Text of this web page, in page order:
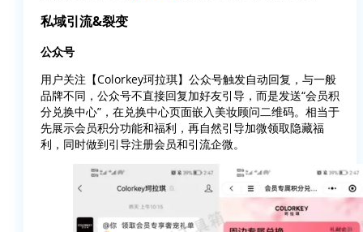
私域引流&裂变
公众号
用户关注【Colorkey珂拉琪】公众号触发自动回复，与一般
品牌不同，公众号不直接回复加好友引导，而是发送“会员积
分兑换中心”，在兑换中心页面嵌入美妆顾问二维码。相当于
先展示会员积分功能和福利，再自然引导加微领取隐藏福
利，同时做到引导注册会员和引流企微。